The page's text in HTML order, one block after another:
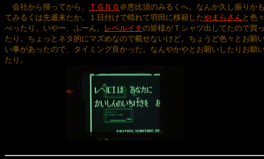
会社から帰ってから、 ＴＧＮＧ ＠恵比須のみるくへ。なんか久し振りか
てみるくは先週来たか。１日付けで晴れて羽田に移籍したやまらさん と色
べったり。いやー、ふーん。
レベルイチの皆様がＴシャツ出してたので買
たり。ちょっとネタ的にマズめなので載せないけど。ちょうど色々とお願
い事があったので、タイミング良かった。なんやかやとお願いしたりお願
たり。